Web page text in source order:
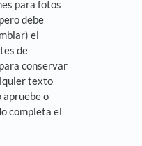
para fotos
debe
el
de
conservar
texto
apruebe o
completa el